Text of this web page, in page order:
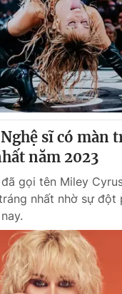
sĩ có màn
năm 2023
gọi tên Miley
nhất nhờ sự đột